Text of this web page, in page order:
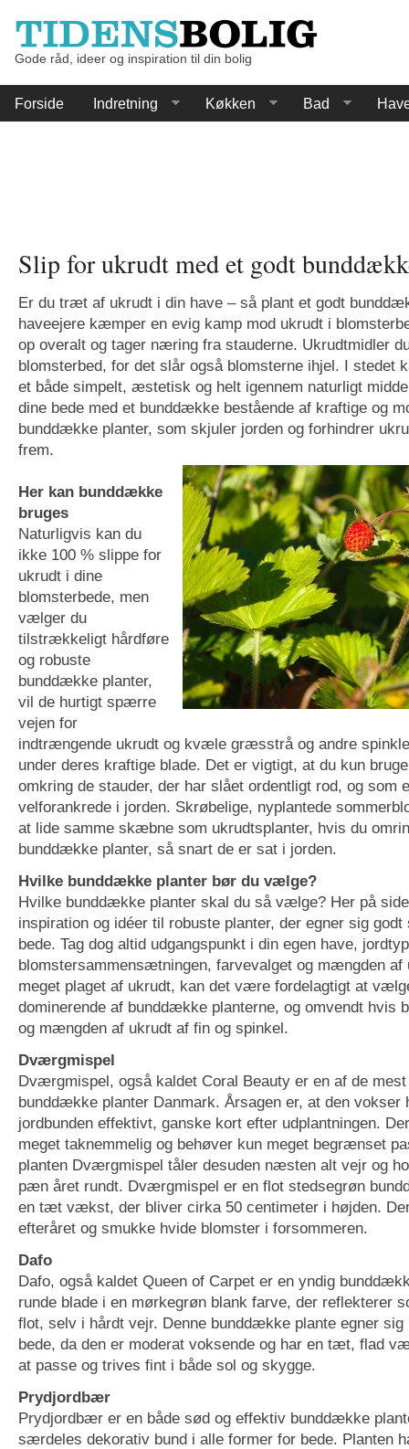
Gode råd, ideer og inspiration til din bolig
Forside Indretning Køkken Bad
Slip for ukrudt med et godt
Er du træt af ukrudt i din have – så plant et godt
haveejere kæmper en evig kamp mod ukrudt i
op overalt og tager næring fra stauderne. Ukrudtmidler
blomsterbed, for det slår også blomsterne ihjel. I stedet
et både simpelt, æstetisk og helt igennem naturligt
dine bede med et bunddække bestående af kraftige og
bunddække planter, som skjuler jorden og forhindrer
frem.
Her kan bunddække
bruges
Naturligvis kan du
ikke 100 % slippe for
ukrudt i dine
blomsterbede, men
vælger du
tilstrækkeligt hårdføre
og robuste
bunddække planter,
vil de hurtigt spærre
vejen for
indtrængende ukrudt og kvæle græsstrå og andre
under deres kraftige blade. Det er vigtigt, at du kun
omkring de stauder, der har slået ordentligt rod, og som
velforankrede i jorden. Skrøbelige, nyplantede
at lide samme skæbne som ukrudtsplanter, hvis du
bunddække planter, så snart de er sat i jorden.
Hvilke bunddække planter bør du vælge?
Hvilke bunddække planter skal du så vælge? Her på
inspiration og idéer til robuste planter, der egner sig
bede. Tag dog altid udgangspunkt i din egen have,
blomstersammensætningen, farvevalget og mængden af
meget plaget af ukrudt, kan det være fordelagtigt at
dominerende af bunddække planterne, og omvendt hvis
og mængden af ukrudt af fin og spinkel.
Dværgmispel
Dværgmispel, også kaldet Coral Beauty er en af de
bunddække planter Danmark. Årsagen er, at den
jordbunden effektivt, ganske kort efter udplantningen.
meget taknemmelig og behøver kun meget begrænset
planten Dværgmispel tåler desuden næsten alt vejr og
pæn året rundt. Dværgmispel er en flot stedsegrøn
en tæt vækst, der bliver cirka 50 centimeter i højden.
efteråret og smukke hvide blomster i forsommeren.
Dafo
Dafo, også kaldet Queen of Carpet er en yndig
runde blade i en mørkegrøn blank farve, der reflekterer
flot, selv i hårdt vejr. Denne bunddække plante egner
bede, da den er moderat voksende og har en tæt, flad
at passe og trives fint i både sol og skygge.
Prydjordbær
Prydjordbær er en både sød og effektiv bunddække
særdeles dekorativ bund i alle former for bede. Planten